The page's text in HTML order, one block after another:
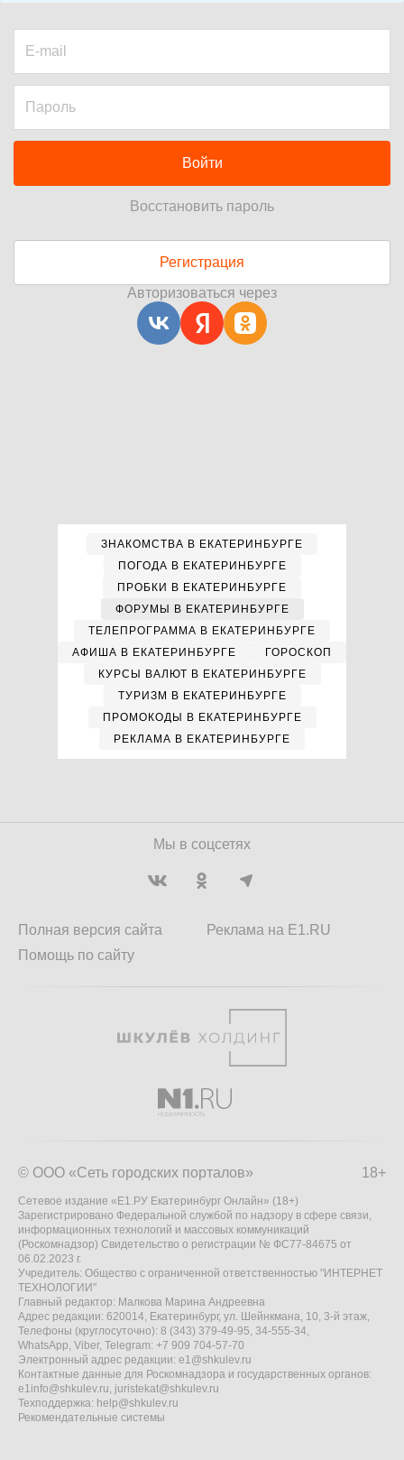
Войти
Восстановить пароль
Регистрация
Авторизоваться через
ЗНАКОМСТВА В ЕКАТЕРИНБУРГЕ
ПОГОДА В ЕКАТЕРИНБУРГЕ
ПРОБКИ В ЕКАТЕРИНБУРГЕ
ФОРУМЫ В ЕКАТЕРИНБУРГЕ
ТЕЛЕПРОГРАММА В ЕКАТЕРИНБУРГЕ
АФИША В ЕКАТЕРИНБУРГЕ
ГОРОСКОП
КУРСЫ ВАЛЮТ В ЕКАТЕРИНБУРГЕ
ТУРИЗМ В ЕКАТЕРИНБУРГЕ
ПРОМОКОДЫ В ЕКАТЕРИНБУРГЕ
РЕКЛАМА В ЕКАТЕРИНБУРГЕ
Мы в соцсетях
Полная версия сайта
Помощь по сайту
Реклама на E1.RU
18+
© ООО «Сеть городских порталов»
Сетевое издание «Е1.РУ Екатеринбург Онлайн» (18+)
Зарегистрировано Федеральной службой по надзору в сфере связи,
информационных технологий и массовых коммуникаций
(Роскомнадзор) Свидетельство о регистрации № ФС77-84675 от
06.02.2023 г.
Учредитель: Общество с ограниченной ответственностью "ИНТЕРНЕТ
ТЕХНОЛОГИИ"
Главный редактор: Малкова Марина Андреевна
Адрес редакции: 620014, Екатеринбург, ул. Шейнкмана, 10, 3-й этаж,
Телефоны (круглосуточно): 8 (343) 379-49-95, 34-555-34,
WhatsApp, Viber, Telegram: +7 909 704-57-70
Электронный адрес редакции: e1@shkulev.ru
Контактные данные для Роскомнадзора и государственных органов:
e1info@shkulev.ru, juristekat@shkulev.ru
Техподдержка: help@shkulev.ru
Рекомендательные системы